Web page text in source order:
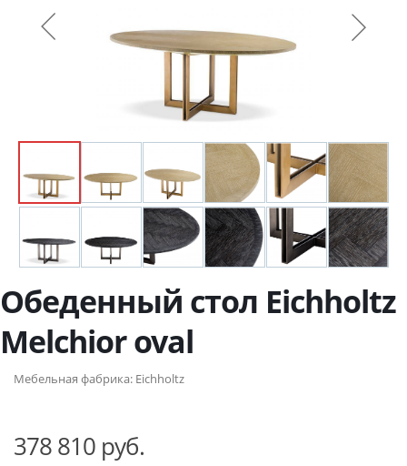
Обеденный стол Eichholtz
Melchior oval
Мебельная фабрика: Eichholtz
378 810 руб.